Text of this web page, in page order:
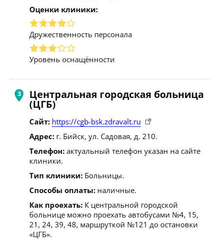
Оценки клиники:
Дружественность персонала
Уровень оснащённости
Центральная городская больница
(ЦГБ)
Сайт: https://cgb-bsk.zdravalt.ru
Адрес: г. Бийск, ул. Садовая, д. 210.
Телефон: актуальный телефон указан на сайте
клиники.
Тип клиники: Больницы.
Способы оплаты: наличные.
Как проехать: К центральной городской
больнице можно проехать автобусами №4, 15,
21, 24, 39, 48, маршруткой №121 до остановки
«ЦГБ».